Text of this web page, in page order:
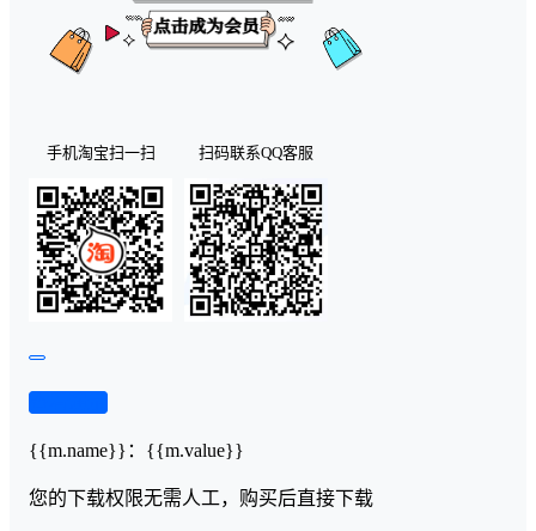
手机淘宝扫一扫 扫码联系QQ客服
{{m.name}} ： {{m.value}}
您的下载权限无需人工，购买后直接下载